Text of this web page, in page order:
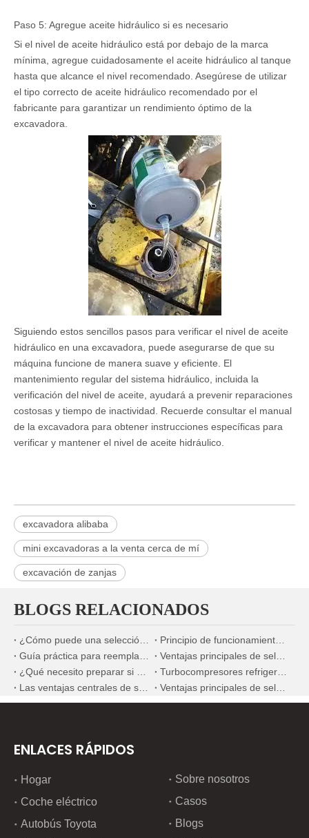
Paso 5: Agregue aceite hidráulico si es necesario
Si el nivel de aceite hidráulico está por debajo de la marca
mínima, agregue cuidadosamente el aceite hidráulico al tanque
hasta que alcance el nivel recomendado. Asegúrese de utilizar
el tipo correcto de aceite hidráulico recomendado por el
fabricante para garantizar un rendimiento óptimo de la
excavadora.
Siguiendo estos sencillos pasos para verificar el nivel de aceite
hidráulico en una excavadora, puede asegurarse de que su
máquina funcione de manera suave y eficiente. El
mantenimiento regular del sistema hidráulico, incluida la
verificación del nivel de aceite, ayudará a prevenir reparaciones
costosas y tiempo de inactividad. Recuerde consultar el manual
de la excavadora para obtener instrucciones específicas para
verificar y mantener el nivel de aceite hidráulico.
excavadora alibaba
mini excavadoras a la venta cerca de mí
excavación de zanjas
BLOGS RELACIONADOS
ENLACES RÁPIDOS
Hogar
Coche eléctrico
Autobús Toyota
Sobre nosotros
Casos
Blogs